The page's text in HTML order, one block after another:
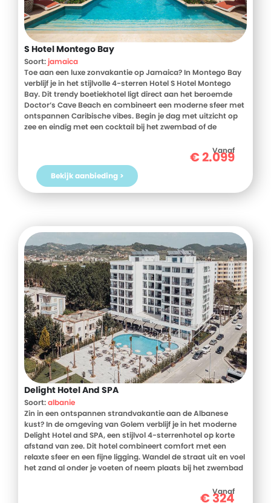
S Hotel Montego Bay
Soort:jamaica
Toe aan een luxe zonvakantie op Jamaica? In Montego Bay
verblijf je in het stijlvolle 4-sterren Hotel S Hotel Montego
Bay. Dit trendy boetiekhotel ligt direct aan het beroemde
Doctor’s Cave Beach en combineert een moderne sfeer met
ontspannen Caribische vibes. Begin je dag met uitzicht op
zee en eindig met een cocktail bij het zwembad of de
zorgeloos van heerlijke buffetten, snacks en verfrissende
drankjes. Relax in de luxe spa, neem een duik in één van de
zwembaden of ontdek de levendige Hip Strip van Montego
Bay. In dit hotel zijn kinderen vanaf 7 jaar welkom waardoor
rust en ontspanning centraal staan. Het moderne design,
Vanaf
€2.099
Bekijk aanbieding >
Delight Hotel And SPA
Soort:albanie
Zin in een ontspannen strandvakantie aan de Albanese
kust? In de omgeving van Golem verblijf je in het moderne
Delight Hotel and SPA, een stijlvol 4-sterrenhotel op korte
afstand van zee. Dit hotel combineert comfort met een
relaxte sfeer en een fijne ligging. Wandel de straat uit en voel
het zand al onder je voeten of neem plaats bij het zwembad
schuif je aan voor een smakelijke maaltijd en geniet je na
met een drankje op het terras. De service staat hier centraal
Vanaf
€324